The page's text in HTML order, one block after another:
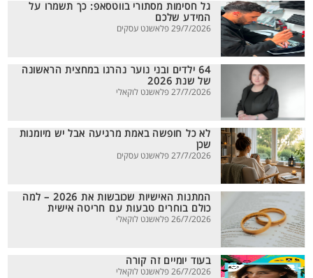
גל חסימות מסתורי בווטסאפ: כך תשמרו על
המידע שלכם
29/7/2026 פלאשנט עסקים
64 ילדים ובני נוער נהרגו במחצית הראשונה
של שנת 2026
27/7/2026 פלאשנט לוקאלי
לא כל חופשה באמת מרגיעה אבל יש מיומנות
שכן
27/7/2026 פלאשנט עסקים
המתנות האישיות שכובשות את 2026 – למה
כולם בוחרים טבעות עם חריטה אישית
26/7/2026 פלאשנט לוקאלי
בעוד יומיים זה קורה
26/7/2026 פלאשנט לוקאלי